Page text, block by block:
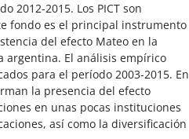
2012-2015. Los PICT son
fondo es el principal instrumento
del efecto Mateo en la
argentina. El análisis empírico
para el período 2003-2015. En
la presencia del efecto
en unas pocas instituciones
así como la diversificación